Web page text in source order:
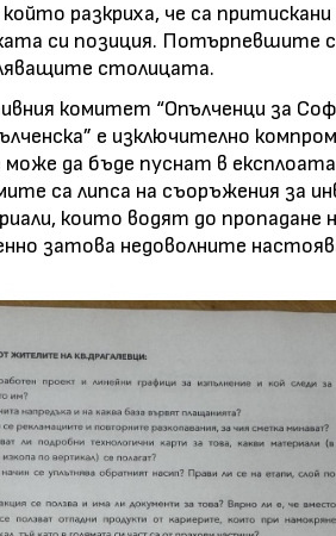
който разкриха, че са
си позиция. Потърпевшите
столицата.
комитет “Опълченци за
е изключително
може да бъде пуснат в
са липса на съоръжения за
които водят до пропадане
затова недоволните